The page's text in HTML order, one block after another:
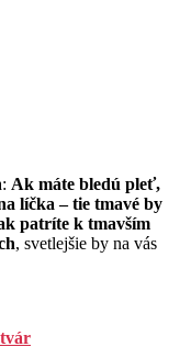
Ak máte bledú pleť,
líčka – tie tmavé by
patríte k tmavším
, svetlejšie by na vás